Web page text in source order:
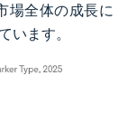
場全体の成長に
います。